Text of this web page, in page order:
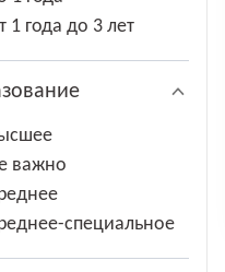
1 года до 3 лет
важно
специальное